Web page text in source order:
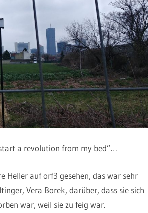
a revolution from my bed”…
Heller auf orf3 gesehen, das war sehr
Vera Borek, darüber, dass sie sich
war, weil sie zu feig war.